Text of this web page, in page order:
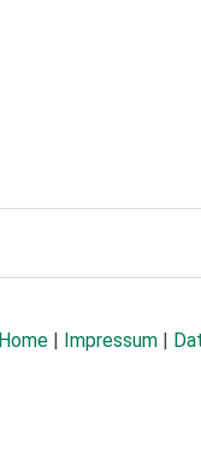
Home Impressum